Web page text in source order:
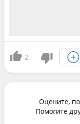
2
Оцените,
Помогите